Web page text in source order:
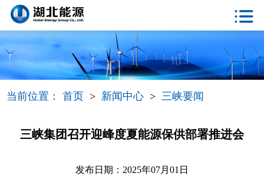
当前位置：首页 > 新闻中心 > 三峡要闻
三峡集团召开迎峰度夏能源保供部署推进会
发布日期：2025年07月01日